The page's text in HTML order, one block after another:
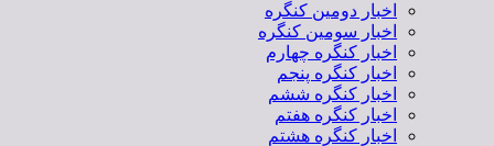
اخبار دومین کنگره
اخبار سومین کنگره
اخبار کنگره چهارم
اخبار کنگره پنجم
اخبار کنگره ششم
اخبار کنگره هفتم
اخبار کنگره هشتم